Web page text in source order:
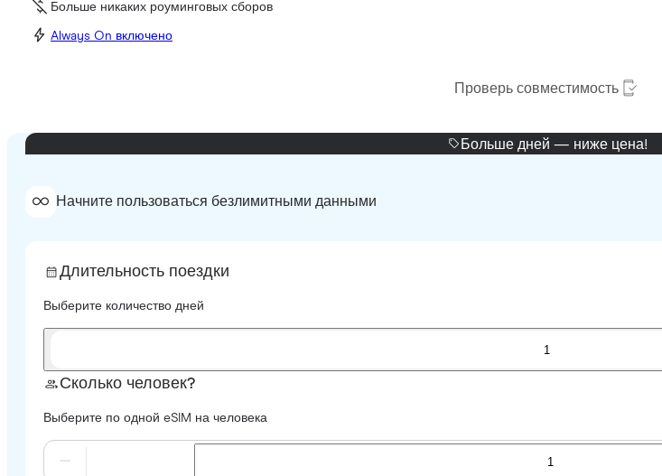
Больше никаких роуминговых сборов
Always On включено
Проверь совместимость
Больше дней — ниже цена!
Начните пользоваться безлимитными данными
Длительность поездки
Выберите количество дней
1
Сколько человек?
Выберите по одной eSIM на человека